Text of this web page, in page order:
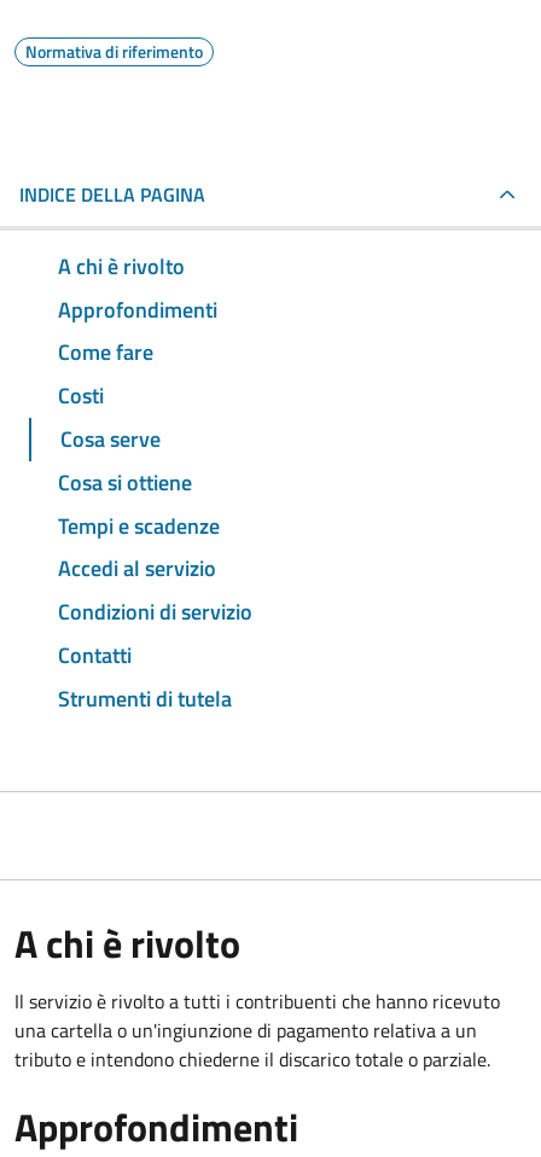
Normativa di riferimento
INDICE DELLA PAGINA
A chi è rivolto
Approfondimenti
Come fare
Costi
Cosa serve
Cosa si ottiene
Tempi e scadenze
Accedi al servizio
Condizioni di servizio
Contatti
Strumenti di tutela
A chi è rivolto
Il servizio è rivolto a tutti i contribuenti che hanno ricevuto
una cartella o un'ingiunzione di pagamento relativa a un
tributo e intendono chiederne il discarico totale o parziale.
Approfondimenti